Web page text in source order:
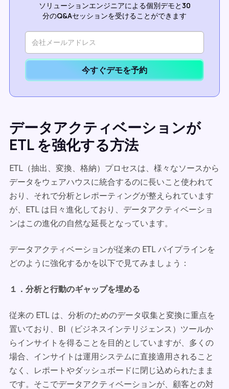
ソリューションエンジニアによる個別デモと30
分のQ&Aセッションを受けることができます
今すぐデモを予約
データアクティベーションが
ETL を強化する方法
ETL（抽出、変換、格納）プロセスは、様々なソースから
データをウェアハウスに統合するのに長いこと使われて
おり、それで分析とレポーティングが整えられています
が、ETL は日々進化しており、データアクティベーショ
ンはこの進化の自然な延長となっています。
データアクティベーションが従来の ETL パイプラインを
どのように強化するかを以下で見てみましょう：
１．分析と行動のギャップを埋める
従来の ETL は、分析のためのデータ収集と変換に重点を
置いており、BI（ビジネスインテリジェンス）ツールか
らインサイトを得ることを目的としていますが、多くの
場合、インサイトは運用システムに直接適用されること
なく、レポートやダッシュボードに閉じ込められたまま
です。そこでデータアクティベーションが、顧客との対